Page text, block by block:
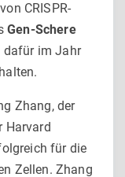
CRISPR-
Gen-Schere
dafür im Jahr
Zhang, der
Harvard
für die
Zellen. Zhang